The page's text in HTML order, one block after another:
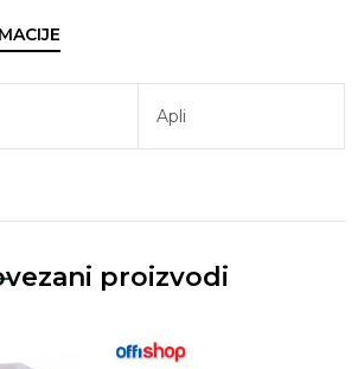
Apli
proizvodi